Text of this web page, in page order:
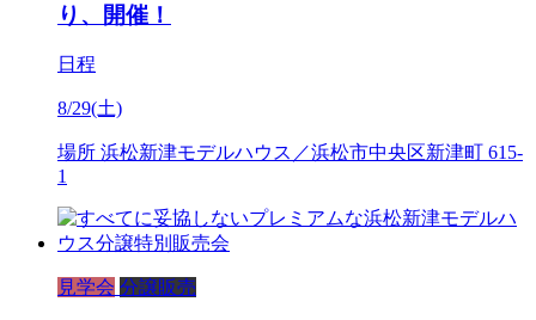
り、開催！
日程
8/29(土)
場所 浜松新津モデルハウス／浜松市中央区新津町 615-
1
見学会 分譲販売